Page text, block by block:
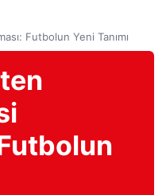
Futbolun Yeni Tanımı